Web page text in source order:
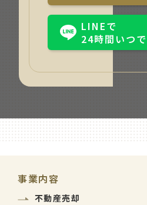
LINEで
24時間いつ
事業内容
不動産売却